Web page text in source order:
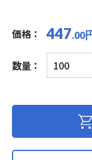
価格： 447.00
数量：
ス
リ
ロ